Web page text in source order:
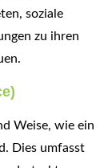
soziale
zu ihren
Weise, wie ein
Dies umfasst